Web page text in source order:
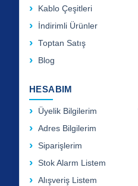
Kablo Çeşitleri
İndirimli Ürünler
Toptan Satış
Blog
HESABIM
Üyelik Bilgilerim
Adres Bilgilerim
Siparişlerim
Stok Alarm Listem
Alışveriş Listem